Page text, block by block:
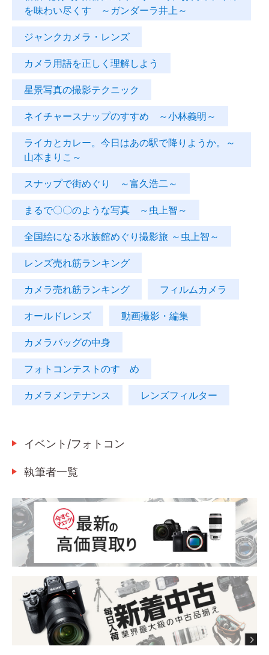
を味わい尽くす ～ガンダーラ井上～
ジャンクカメラ・レンズ
カメラ用語を正しく理解しよう
星景写真の撮影テクニック
ネイチャースナップのすすめ ～小林義明～
ライカとカレー。今日はあの駅で降りようか。～
山本まりこ～
スナップで街めぐり ～富久浩二～
まるで〇〇のような写真 ～虫上智～
全国絵になる水族館めぐり撮影旅 ～虫上智～
レンズ売れ筋ランキング
カメラ売れ筋ランキング フィルムカメラ
オールドレンズ 動画撮影・編集
カメラバッグの中身
フォトコンテストのすゝめ
カメラメンテナンス レンズフィルター
イベント/フォトコン
執筆者一覧